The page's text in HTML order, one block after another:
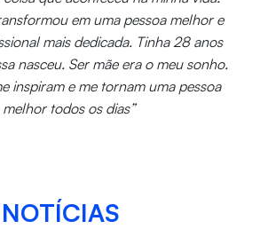
em uma pessoa melhor e
mais dedicada. Tinha 28 anos
nasceu. Ser mãe era o meu sonho.
inspiram e me tornam uma pessoa
melhor todos os dias”